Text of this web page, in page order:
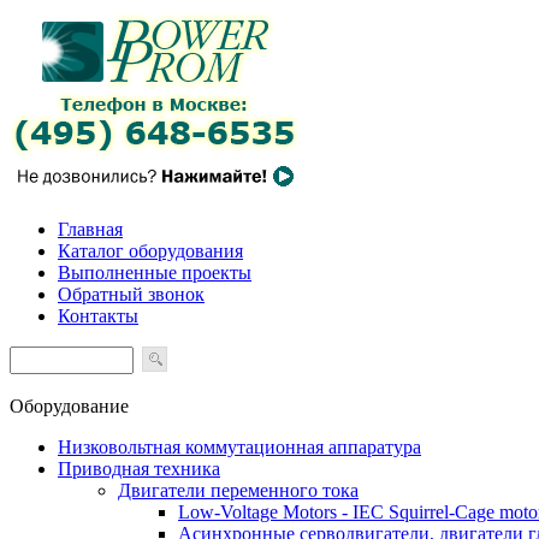
Главная
Каталог оборудования
Выполненные проекты
Обратный звонок
Контакты
Оборудование
Низковольтная коммутационная аппаратура
Приводная техника
Двигатели переменного тока
Low-Voltage Motors - IEC Squirrel-Cage
Асинхронные серводвигатели, двигатели